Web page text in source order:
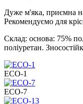
Дуже м'яка, приємна
Рекомендуємо для
Склад: основа: 75%
поліуретан.
ECO-1
ECO-7